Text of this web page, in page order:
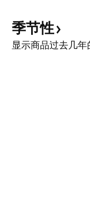
季节性
显示商品过去几年